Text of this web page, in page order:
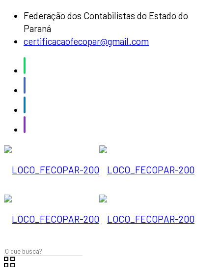
Federação dos Contabilistas do Estado do
Paraná
certificacaofecopar@gmail.com